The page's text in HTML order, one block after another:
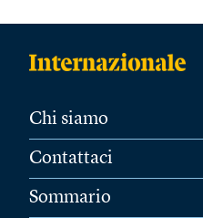
Chi siamo
Contattaci
Sommario